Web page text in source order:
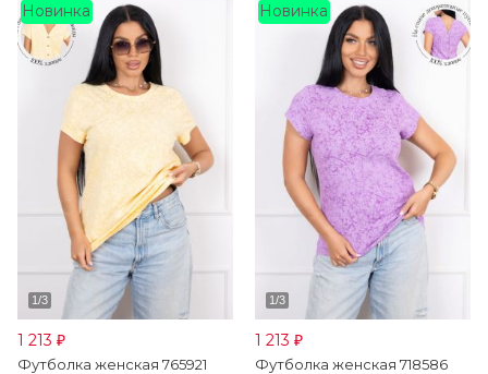
Новинка
1 213 ₽
Футболка женская 765921
Новинка
1 213 ₽
Футболка женская 718586